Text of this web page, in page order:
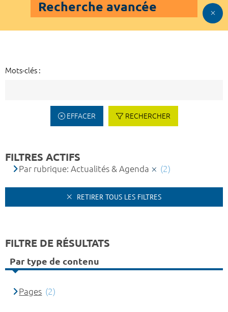
Recherche avancée
Mots-clés :
EFFACER RECHERCHER
FILTRES ACTIFS
Par rubrique: Actualités & Agenda (2)
RETIRER TOUS LES FILTRES
FILTRE DE RÉSULTATS
Par type de contenu
Pages (2)